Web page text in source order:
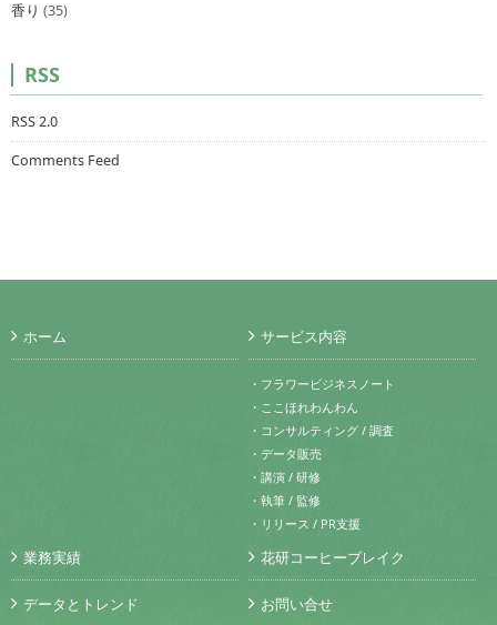
香り (35)
RSS
RSS 2.0
Comments Feed
ホーム サービス内容
・フラワービジネスノート
・ここほれわんわん
・コンサルティング / 調査
・データ販売
・講演 / 研修
・執筆 / 監修
・リリース / PR支援
業務実績
データとトレンド
花研コーヒーブレイク
お問い合せ